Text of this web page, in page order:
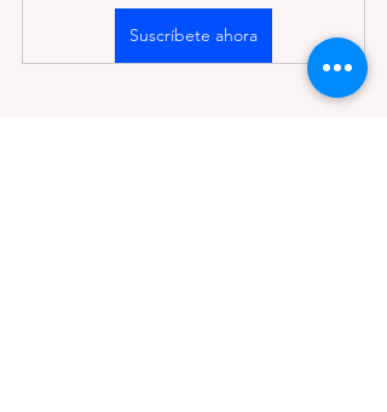
Suscríbete ahora